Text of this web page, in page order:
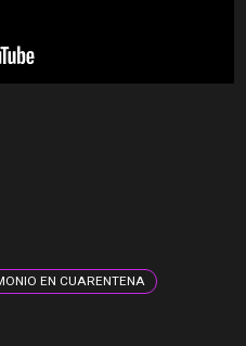
EN CUARENTENA